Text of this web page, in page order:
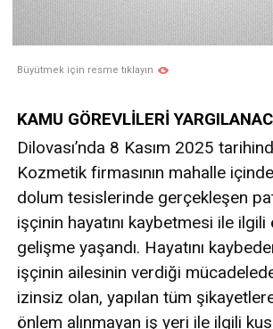
Büyütmek için resme tıklayın
KAMU GÖREVLİLERİ
Dilovası’nda 8 Kasım 2025
Kozmetik firmasının mahalle
dolum tesislerinde gerçekleşen
işçinin hayatını kaybetmesi ile
gelişme yaşandı. Hayatını
işçinin ailesinin verdiği
izinsiz olan, yapılan tüm
önlem alınmayan iş yeri ile ilgili